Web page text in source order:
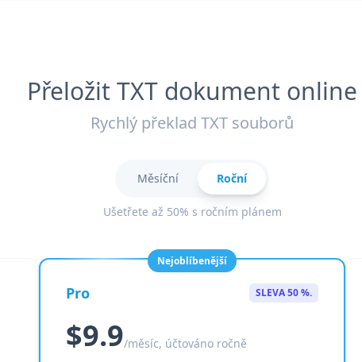
Přeložit TXT dokument online
Rychlý překlad TXT souborů
Měsíční Roční
Ušetřete až 50% s ročním plánem
Nejoblíbenější
Pro SLEVA 50 %.
$9.9/měsíc, účtováno ročně